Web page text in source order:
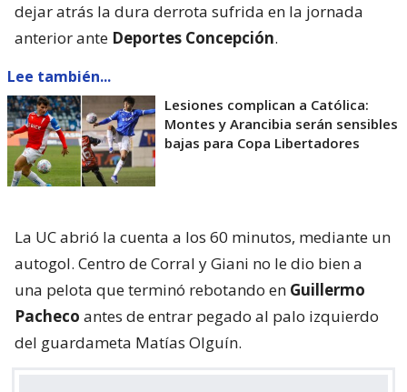
dejar atrás la dura derrota sufrida en la jornada
anterior ante Deportes Concepción.
Lee también...
Lesiones complican a Católica:
Montes y Arancibia serán sensibles
bajas para Copa Libertadores
La UC abrió la cuenta a los 60 minutos, mediante un
autogol. Centro de Corral y Giani no le dio bien a
una pelota que terminó rebotando en Guillermo
Pacheco antes de entrar pegado al palo izquierdo
del guardameta Matías Olguín.